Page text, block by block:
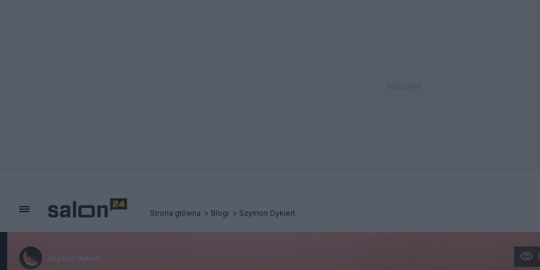
Strona główna Blogi Szymon Dykiert
Szymon Dykiert